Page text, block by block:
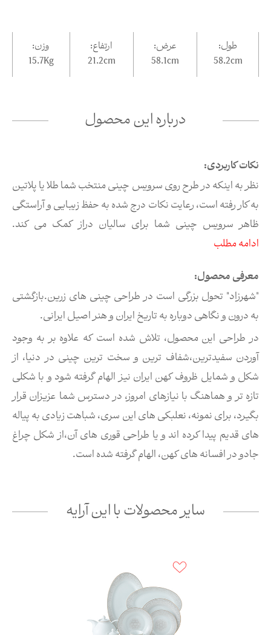
درباره این محصول
نکات کاربردی:
نظر به اینکه در طرح روی سرویس چینی منتخب شما طلا یا پلاتین
به کار رفته است، رعایت نکات درج شده به حفظ زیبایی و آراستگی
ظاهر سرویس چینی شما برای سالیان دراز کمک می کند.
ادامه مطلب
معرفی محصول:
"شهرزاد" تحول بزرگی است در طراحی چینی های زرین.بازگشتی
به درون و نگاهی دوباره به تاریخ ایران و هنر اصیل ایرانی.
در طراحی این محصول، تلاش شده است که علاوه بر به وجود
آوردن سفیدترین،شفاف ترین و سخت ترین چینی در دنیا، از
شکل و شمایل ظروف کهن ایران نیز الهام گرفته شود و با شکلی
تازه تر و هماهنگ با نیازهای امروز، در دسترس شما عزیزان قرار
بگیرد، برای نمونه، نعلبکی های این سری، شباهت زیادی به پیاله
های قدیم پیدا کرده اند و یا طراحی قوری های آن،از شکل چراغ
جادو در افسانه های کهن، الهام گرفته شده است.
طول:
58.2cm
عرض:
58.1cm
ارتفاع:
21.2cm
وزن:
15.7Kg
سایر محصولات با این آرایه